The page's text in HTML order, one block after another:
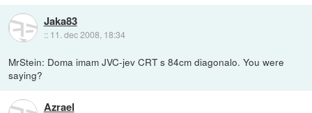
Jaka83
:: 11. dec 2008, 18:34
MrStein: Doma imam JVC-jev CRT s 84cm diagonalo. You were
saying?
Azrael